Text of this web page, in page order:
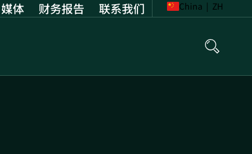
媒体 财务报告 Opens
联系我们 China | ZH